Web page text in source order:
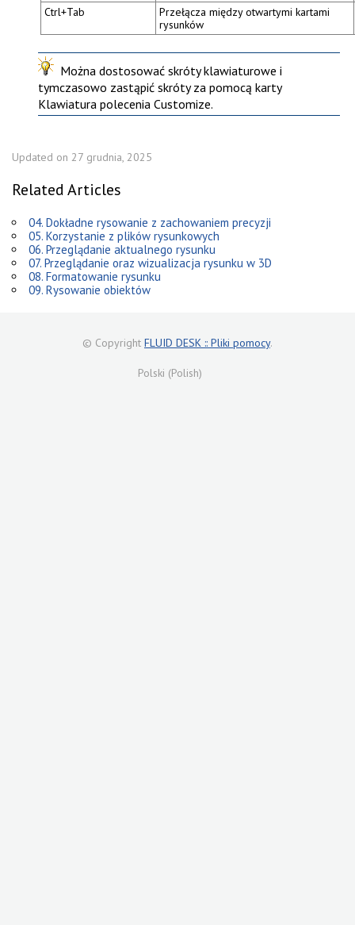
Ctrl+Tab
Przełącza między otwartymi kartami
rysunków
Można dostosować skróty klawiaturowe i
tymczasowo zastąpić skróty za pomocą karty
Klawiatura poleceniaCustomize.
Updated on 27 grudnia, 2025
Related Articles
04. Dokładne rysowanie z zachowaniem precyzji
05. Korzystanie z plików rysunkowych
06. Przeglądanie aktualnego rysunku
07. Przeglądanie oraz wizualizacja rysunku w 3D
08. Formatowanie rysunku
09. Rysowanie obiektów
© Copyright FLUID DESK :: Pliki pomocy.
Polski (Polish)